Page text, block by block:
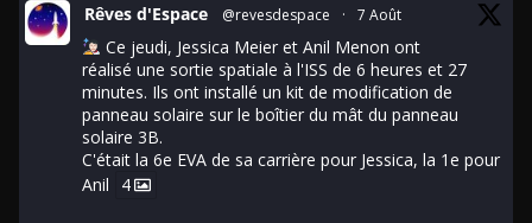
Rêves d'Espace @revesdespace · 7 Août
Ce jeudi, Jessica Meier et Anil Menon ont
réalisé une sortie spatiale à l'ISS de 6 heures et 27
minutes. Ils ont installé un kit de modification de
panneau solaire sur le boîtier du mât du panneau
solaire 3B.
C'était la 6e EVA de sa carrière pour Jessica, la 1e pour
Anil
4